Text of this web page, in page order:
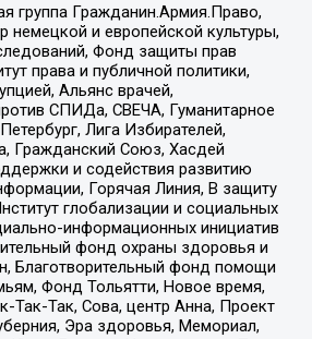
группа Гражданин.Армия.Право,
немецкой и европейской культуры,
Фонд защиты прав
права и публичной политики,
Альянс врачей,
СПИДа, СВЕЧА, Гуманитарное
Лига Избирателей,
Гражданский Союз, Хасдей
и содействия развитию
Горячая Линия, В защиту
глобализации и социальных
информационных инициатив
фонд охраны здоровья и
Благотворительный фонд помощи
Фонд Тольятти, Новое время,
Так-Так, Сова, центр Анна, Проект
Эра здоровья, Мемориал,